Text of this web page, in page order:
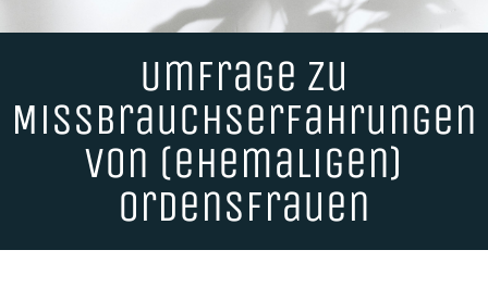
Umfrage zu
Missbrauchserfahrungen
von (ehemaligen)
Ordensfrauen